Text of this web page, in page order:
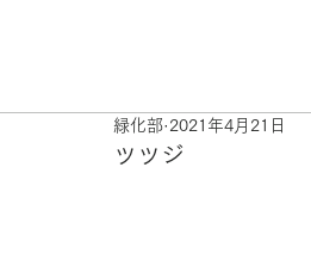
ツツジ
緑化部 2021年4月21日